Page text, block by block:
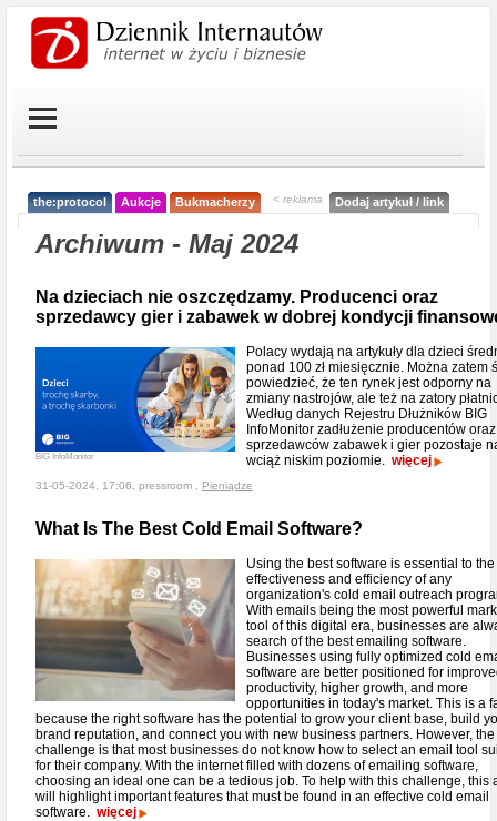
the:protocol Aukcje Bukmacherzy < reklama Dodaj artykuł / link
Archiwum - Maj 2024
Na dzieciach nie oszczędzamy. Producenci oraz
sprzedawcy gier i zabawek w dobrej kondycji
BIG InfoMonitor
Polacy wydają na artykuły dla dzieci
ponad 100 zł miesięcznie. Można zatem
powiedzieć, że ten rynek jest odporny na
zmiany nastrojów, ale też na zatory
Według danych Rejestru Dłużników BIG
InfoMonitor zadłużenie producentów oraz
sprzedawców zabawek i gier pozostaje
wciąż niskim poziomie. więcej
31-05-2024, 17:06, pressroom , Pieniądze
What Is The Best Cold Email Software?
Using the best software is essential to the
effectiveness and efficiency of any
organization's cold email outreach
With emails being the most powerful
tool of this digital era, businesses are
search of the best emailing software.
Businesses using fully optimized cold
software are better positioned for
productivity, higher growth, and more
opportunities in today's market. This is a
because the right software has the potential to grow your client base, build
brand reputation, and connect you with new business partners. However, the
challenge is that most businesses do not know how to select an email tool
for their company. With the internet filled with dozens of emailing software,
choosing an ideal one can be a tedious job. To help with this challenge, this
will highlight important features that must be found in an effective cold email
software. więcej